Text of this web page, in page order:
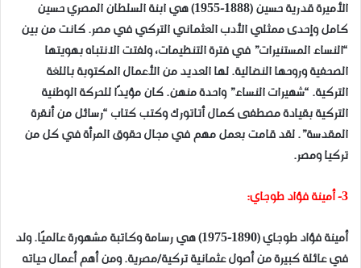
الأميرة قدرية حسين (1888-1955) هي ابنة السلطان المصري حسين
كامل وإحدى ممثلي الأدب العثماني التركي في مصر. كانت من بين
“النساء المستنيرات” في فترة التنظيمات، ولفتت الانتباه بهويتها
الصحفية وروحها النضالية. لها العديد من الأعمال المكتوبة باللغة
التركية. “شهيرات النساء” واحدة منهن. كان مؤيدًا للحركة الوطنية
التركية بقيادة مصطفى كمال أتاتورك وكتب كتاب “رسائل من أنقرة
المقدسة”. لقد قامت بعمل مهم في مجال حقوق المرأة في كل من
تركيا ومصر.
3- أمينة فؤاد طوجاي:
أمينة فؤاد طوجاي (1890-1975) هي رسامة وكاتبة مشهورة عالميًا. ولد
في عائلة كبيرة من أصول عثمانية تركية/مصرية. ومن أهم أعمال حياته